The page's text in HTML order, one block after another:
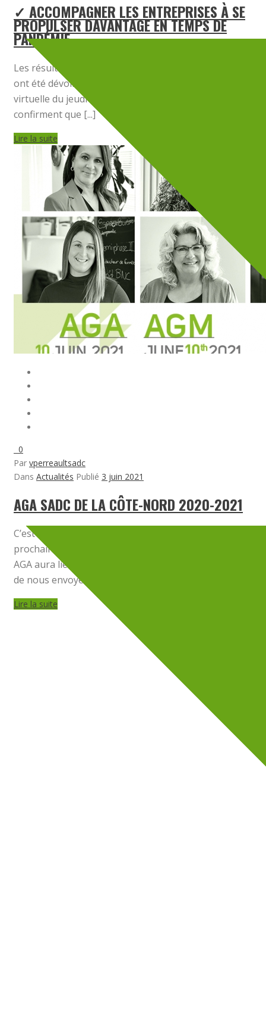
✓ ACCOMPAGNER LES ENTREPRISES À SE
PROPULSER DAVANTAGE EN TEMPS DE
PANDÉMIE
Les résultats de l’année 2020-2021 de la SADC Côte-
ont été dévoilés lors de l’Assemblée générale annuelle
virtuelle du jeudi dernier. Ces accomplissements
confirment que [...]
Lire la suite
0
Par vperreaultsadc
Dans Actualités Publié 3 juin 2021
AGA SADC DE LA CÔTE-NORD 2020-2021
C’est avec fierté que nous présenterons, le 10 juin
prochain, nos résultats 2020-2021. Cette année, notre
AGA aura lieu sur le WEB !! Pour y participer, il vous suffit
de nous envoyer un courriel [...]
Lire la suite